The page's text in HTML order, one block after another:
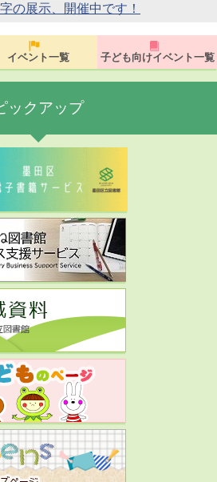
の展示、開催中です！
イベント一覧 子ども向けイベント一覧
ックアップ